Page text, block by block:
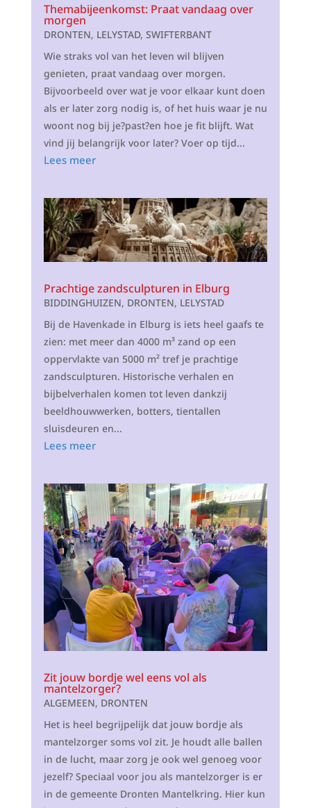
Themabijeenkomst: Praat vandaag over
morgen
DRONTEN, LELYSTAD, SWIFTERBANT
Wie straks vol van het leven wil blijven
genieten, praat vandaag over morgen.
Bijvoorbeeld over wat je voor elkaar kunt doen
als er later zorg nodig is, of het huis waar je nu
woont nog bij je?past?en hoe je fit blijft. Wat
vind jij belangrijk voor later? Voer op tijd...
Lees meer
Prachtige zandsculpturen in Elburg
BIDDINGHUIZEN, DRONTEN, LELYSTAD
Bij de Havenkade in Elburg is iets heel gaafs te
zien: met meer dan 4000 m³ zand op een
oppervlakte van 5000 m² tref je prachtige
zandsculpturen. Historische verhalen en
bijbelverhalen komen tot leven dankzij
beeldhouwwerken, botters, tientallen
sluisdeuren en...
Lees meer
Zit jouw bordje wel eens vol als
mantelzorger?
ALGEMEEN, DRONTEN
Het is heel begrijpelijk dat jouw bordje als
mantelzorger soms vol zit. Je houdt alle ballen
in de lucht, maar zorg je ook wel genoeg voor
jezelf? Speciaal voor jou als mantelzorger is er
in de gemeente Dronten Mantelkring. Hier kun